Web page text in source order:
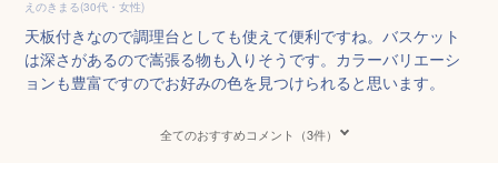
えのきまる(30代・女性)
天板付きなので調理台としても使えて便利ですね。バスケット
は深さがあるので嵩張る物も入りそうです。カラーバリエーシ
ョンも豊富ですのでお好みの色を見つけられると思います。
全てのおすすめコメント（3件）